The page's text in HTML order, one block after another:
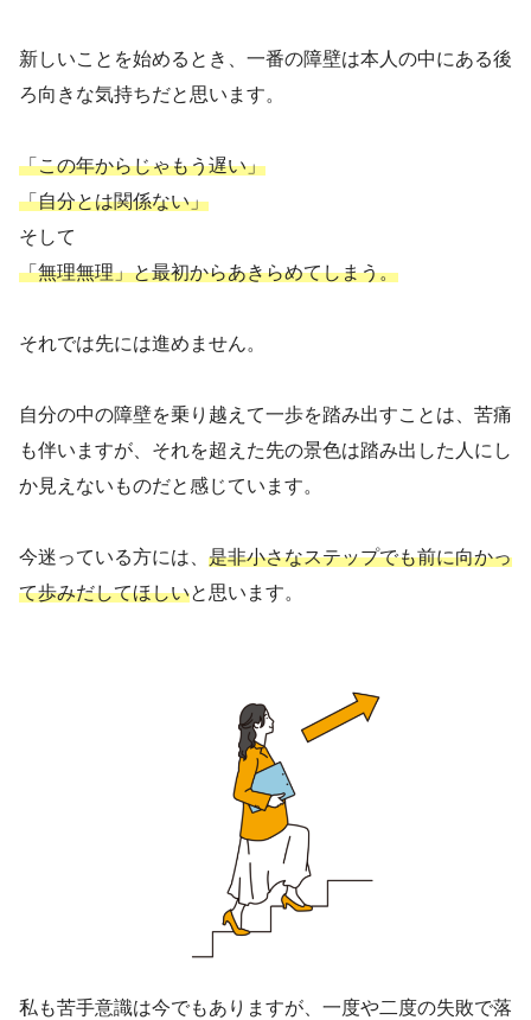
新しいことを始めるとき、一番の障壁は本人の中にある後
ろ向きな気持ちだと思います。
「この年からじゃもう遅い」
「自分とは関係ない」
そして
「無理無理」と最初からあきらめてしまう。
それでは先には進めません。
自分の中の障壁を乗り越えて一歩を踏み出すことは、苦痛
も伴いますが、それを超えた先の景色は踏み出した人にし
か見えないものだと感じています。
今迷っている方には、 是非小さなステップでも前に向かっ
て歩みだしてほしいと思います。
私も苦手意識は今でもありますが、一度や二度の失敗で落